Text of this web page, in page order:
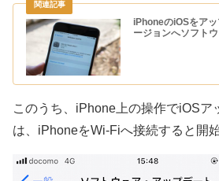
iPhoneのiOSをア
ージョンへソフト
このうち、iPhone上の操作でiOSア
は、iPhoneをWi-Fiへ接続すると開